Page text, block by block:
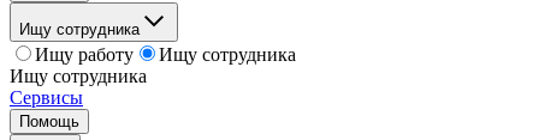
Ищу сотрудника
Ищу работу
Ищу сотрудника
Ищу сотрудника
Сервисы
Помощь